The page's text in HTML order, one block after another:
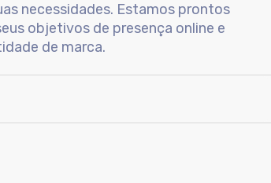
necessidades. Estamos prontos
objetivos de presença online e
de marca.